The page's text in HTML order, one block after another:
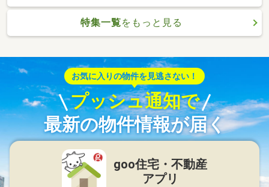
特集一覧をもっと見る
お気に入りの物件を見逃さない！
プッシュ通知で
最新の物件情報が届く
goo住宅・不動産
アプリ